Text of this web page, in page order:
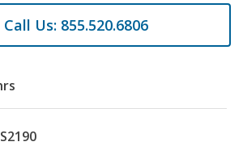
Call Us: 855.520.6806